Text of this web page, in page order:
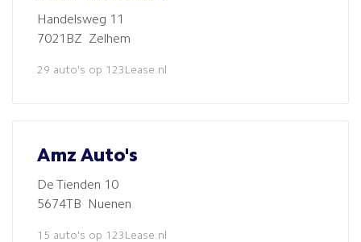
Handelsweg 11
7021BZ Zelhem
29 auto's op 123Lease.nl
Amz Auto's
De Tienden 10
5674TB Nuenen
15 auto's op 123Lease.nl